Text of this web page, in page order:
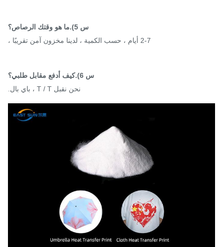
نحن نقبل T / T ، باي بال.